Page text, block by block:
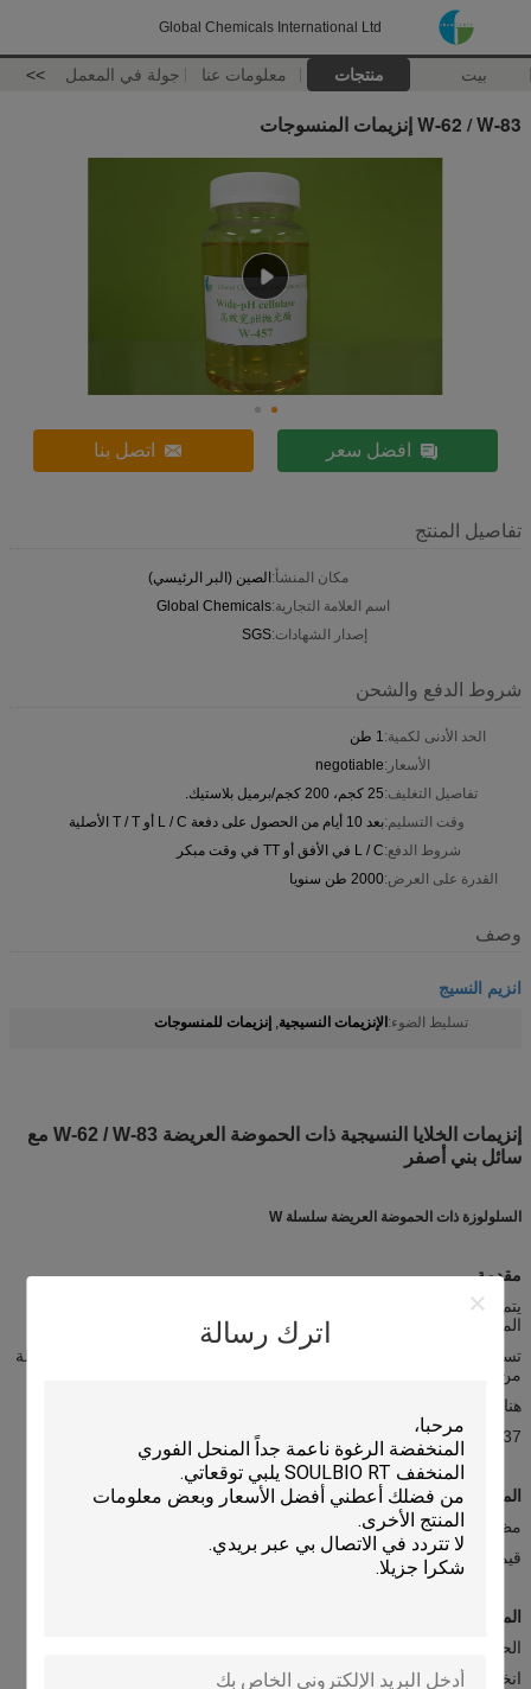
Global Chemicals International Ltd
بيت منتجات معلومات عنا جولة في المعمل >>
اترك رسالة
W-62 / W-83 إنزيمات المنسوجات
افضل سعر اتصل بنا
تفاصيل المنتج
مكان المنشأ:الصين (البر الرئيسي)
اسم العلامة التجارية:Global Chemicals
إصدار الشهادات:SGS
شروط الدفع والشحن
الحد الأدنى لكمية:1 طن
الأسعار:negotiable
تفاصيل التغليف:25 كجم، 200 كجم/برميل بلاستيك.
وقت التسليم:بعد 10 أيام من الحصول على دفعة L / C أو T / T الأصلية
شروط الدفع:L / C في الأفق أو TT في وقت مبكر
القدرة على العرض:2000 طن سنويا
وصف
انزيم النسيج
تسليط الضوء:الإنزيمات النسيجية, إنزيمات للمنسوجات
إنزيمات الخلايا النسيجية ذات الحموضة العريضة W-62 / W-83 مع
سائل بني أصفر
السلولوزة ذات الحموضة العريضة سلسلة W
مقدمة
المغمور بالميكروبات.
تستخدم في معالجة البوليسة الحيوية للقطن والكتان والمنسوجات المختلطة
من القطن للحصول على نسيج سلس
هناك خمسة منتجات في هذه السلسلة، وهي W-62، W-83، W-112,
W-237 و W-457 على التوالي
المواصفات الفيزيائية والكيميائية
مظهر: سائل أصفر فاتح أو أصفر بني
قيمة الحموضة: 5.0~5.2
المزايا
الحموضة العريضة (4.5-7.0)
انخفاض الوزن وفقدان القوة